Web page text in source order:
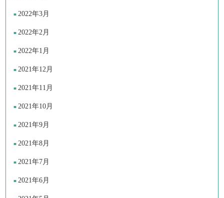
2022年3月
2022年2月
2022年1月
2021年12月
2021年11月
2021年10月
2021年9月
2021年8月
2021年7月
2021年6月